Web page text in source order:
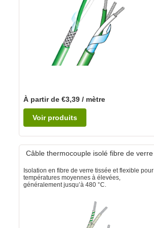
À partir de €3,39 / mètre
Voir produits
Câble thermocouple isolé fibre de verre
Isolation en fibre de verre tissée et flexible pour
températures moyennes à élevées,
généralement jusqu’à 480 °C.